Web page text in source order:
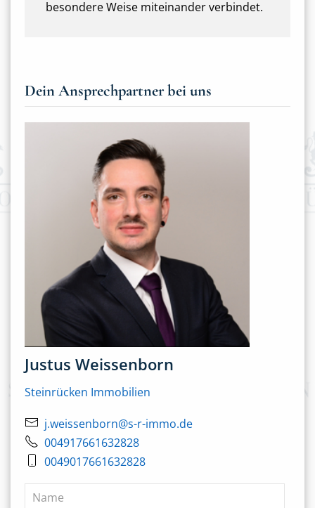
besondere Weise miteinander verbindet.
Dein Ansprechpartner bei uns
Justus Weissenborn
Steinrücken Immobilien
j.weissenborn@s-r-immo.de
004917661632828
0049017661632828